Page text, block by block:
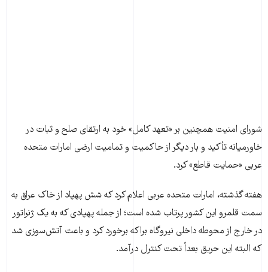
شورای امنیت همچنین بر «تعهد کامل» خود به ارتقای صلح و ثبات در
خاورمیانه تأکید و بار دیگر از حاکمیت و تمامیت ارضی امارات متحده
عربی «حمایت قاطع» کرد.
هفته گذشته، امارات متحده عربی اعلام کرد که شش پهپاد از خاک عراق به
سمت قلمرو این کشور پرتاب شده است؛ از جمله پهپادی که به یک ژنراتور
در خارج از محوطه داخلی نیروگاه براکه برخورد کرد و باعث آتش‌سوزی شد
که البته این حریق بعداً تحت کنترل درآمد.